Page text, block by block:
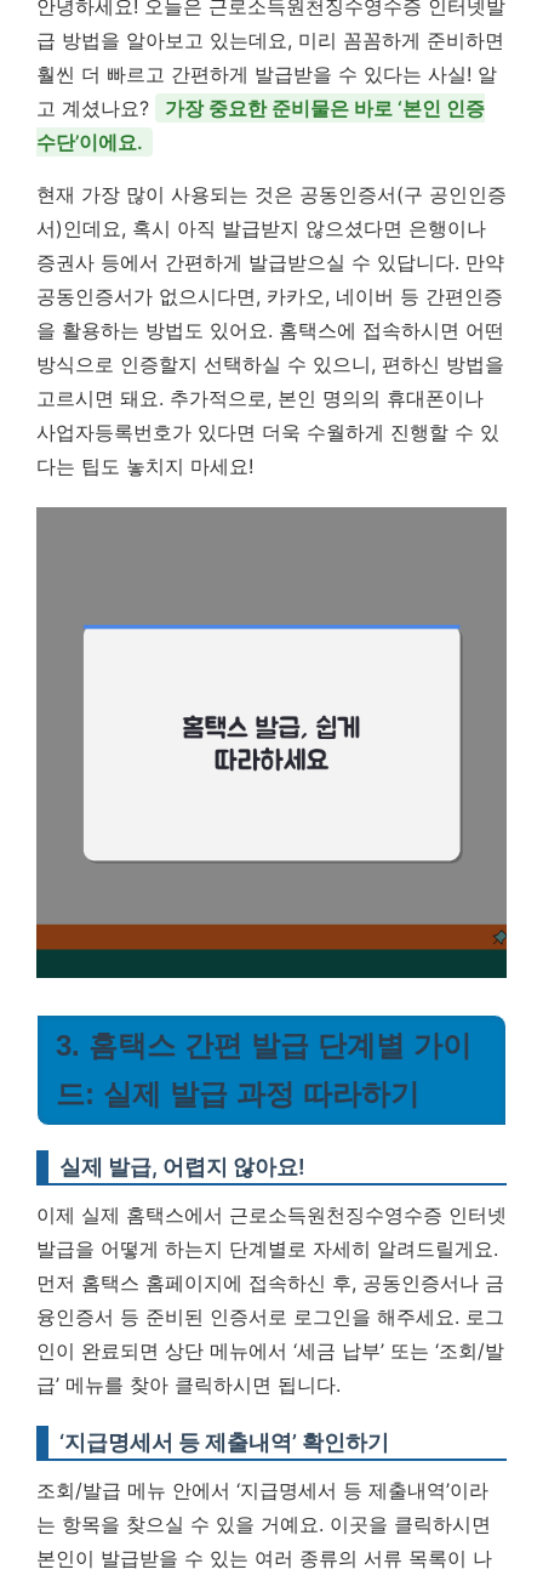
안녕하세요! 오늘은 근로소득원천징수영수증 인터넷발
급 방법을 알아보고 있는데요, 미리 꼼꼼하게 준비하면
훨씬 더 빠르고 간편하게 발급받을 수 있다는 사실! 알
고 계셨나요?
가장 중요한 준비물은 바로 ‘본인 인증
수단’이에요.
현재 가장 많이 사용되는 것은 공동인증서(구 공인인증
서)인데요, 혹시 아직 발급받지 않으셨다면 은행이나
증권사 등에서 간편하게 발급받으실 수 있답니다. 만약
공동인증서가 없으시다면, 카카오, 네이버 등 간편인증
을 활용하는 방법도 있어요. 홈택스에 접속하시면 어떤
방식으로 인증할지 선택하실 수 있으니, 편하신 방법을
고르시면 돼요. 추가적으로, 본인 명의의 휴대폰이나
사업자등록번호가 있다면 더욱 수월하게 진행할 수 있
다는 팁도 놓치지 마세요!
3. 홈택스 간편 발급 단계별 가이
드: 실제 발급 과정 따라하기
실제 발급, 어렵지 않아요!
이제 실제 홈택스에서 근로소득원천징수영수증 인터넷
발급을 어떻게 하는지 단계별로 자세히 알려드릴게요.
먼저 홈택스 홈페이지에 접속하신 후, 공동인증서나 금
융인증서 등 준비된 인증서로 로그인을 해주세요. 로그
인이 완료되면 상단 메뉴에서 ‘세금 납부’ 또는 ‘조회/발
급’ 메뉴를 찾아 클릭하시면 됩니다.
‘지급명세서 등 제출내역’ 확인하기
조회/발급 메뉴 안에서 ‘지급명세서 등 제출내역’이라
는 항목을 찾으실 수 있을 거예요. 이곳을 클릭하시면
본인이 발급받을 수 있는 여러 종류의 서류 목록이 나